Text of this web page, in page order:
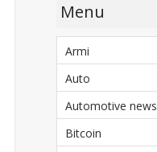
Menu
Armi
Auto
Automotive news
Bitcoin